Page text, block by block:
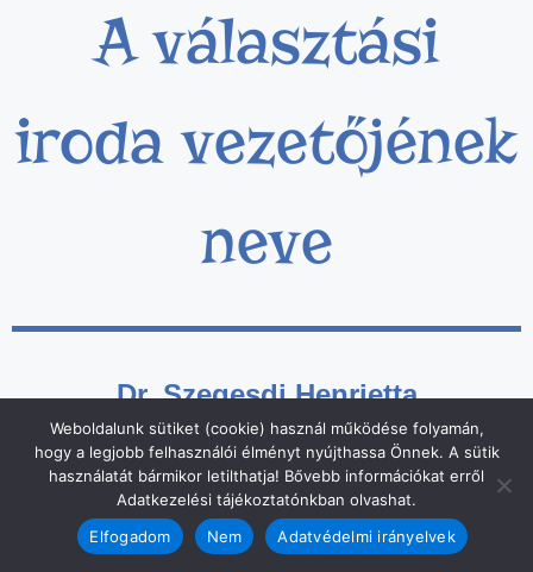
A választási
iroda vezetőjének
neve
Dr. Szegesdi Henrietta
© 2026 Szank Község Önkormányzata• Készült
GeneratePress
Weboldalunk sütiket (cookie) használ működése folyamán,
hogy a legjobb felhasználói élményt nyújthassa Önnek. A sütik
használatát bármikor letilthatja! Bővebb információkat erről
Adatkezelési tájékoztatónkban olvashat.
Elfogadom
Nem Adatvédelmi irányelvek